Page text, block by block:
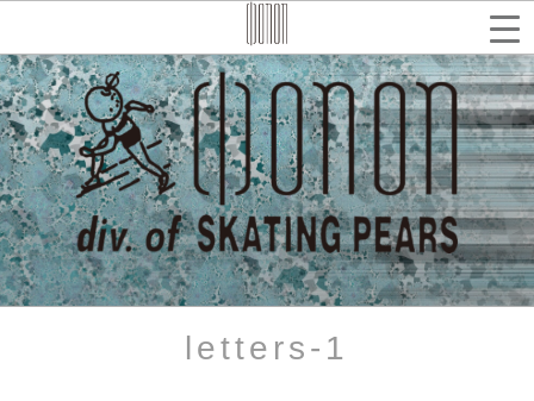
テ
ン
ツ
へ
ス
キ
ッ
プ
検
索
letters-1